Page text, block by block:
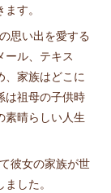
す。
思い出を愛する
ール、テキス
、家族はどこに
は祖母の子供時
素晴らしい人生
彼女の家族が世
した。